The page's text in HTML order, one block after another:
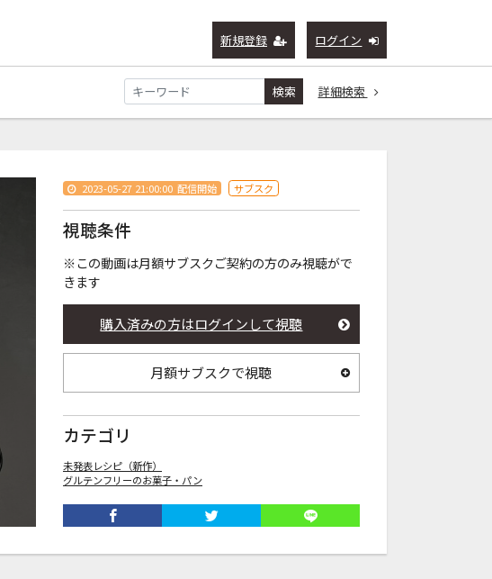
新規登録 ログイン
検索 詳細検索
2023-05-27 21:00:00 配信開始 サブスク
視聴条件
※この動画は月額サブスクご契約の方のみ視聴がで
きます
購入済みの方はログインして視聴
月額サブスクで視聴
カテゴリ
未発表レシピ（新作）
グルテンフリーのお菓子・パン